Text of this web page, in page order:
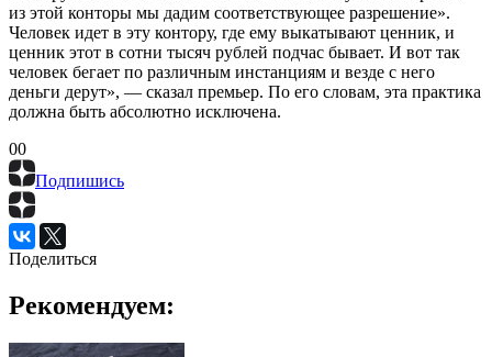
из этой конторы мы дадим соответствующее разрешение».
Человек идет в эту контору, где ему выкатывают ценник, и
ценник этот в сотни тысяч рублей подчас бывает. И вот так
человек бегает по различным инстанциям и везде с него
деньги дерут», — сказал премьер. По его словам, эта практика
должна быть абсолютно исключена.
00
Подпишись
Поделиться
Рекомендуем: